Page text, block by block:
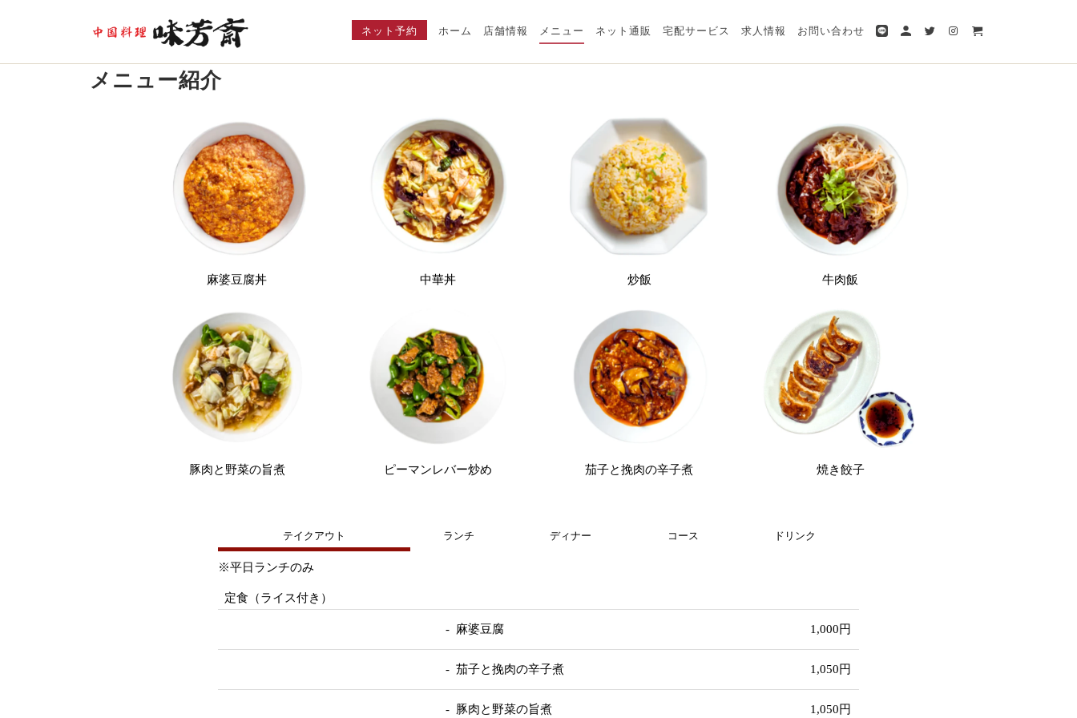
メニュー紹介
麻婆豆腐丼 中華丼 炒飯 牛肉飯
豚肉と野菜の旨煮 ピーマンレバー炒め 茄子と挽肉の辛子煮 焼き餃子
テイクアウト ランチ ディナー コース ドリンク
※平日ランチのみ
定食（ライス付き）
- 麻婆豆腐 1,000円
- 茄子と挽肉の辛子煮 1,050円
- 豚肉と野菜の旨煮 1,050円
ネット予約 ホーム 店舗情報 メニュー ネット通販 宅配サービス 求人情報 お問い合わせ